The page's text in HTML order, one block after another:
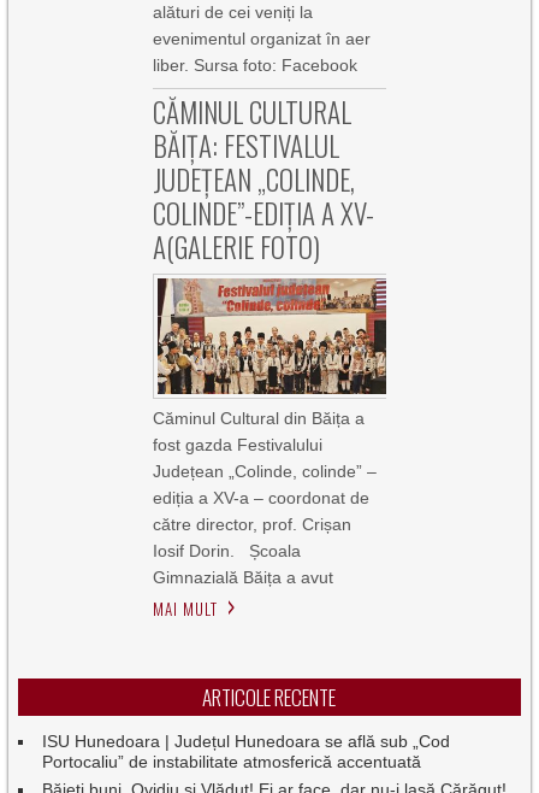
alături de cei veniți la
evenimentul organizat în aer
liber. Sursa foto: Facebook
CĂMINUL CULTURAL
BĂIȚA: FESTIVALUL
JUDEȚEAN „COLINDE,
COLINDE”-EDIȚIA A XV-
A(GALERIE FOTO)
Căminul Cultural din Băița a
fost gazda Festivalului
Județean „Colinde, colinde” –
ediția a XV-a – coordonat de
către director, prof. Crișan
Iosif Dorin. Școala
Gimnazială Băița a avut
MAI MULT
ARTICOLE RECENTE
ISU Hunedoara | Județul Hunedoara se află sub „Cod
Portocaliu” de instabilitate atmosferică accentuată